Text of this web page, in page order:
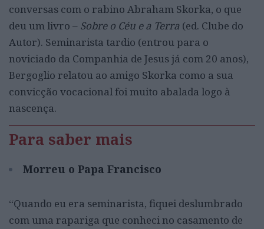
conversas com o rabino Abraham Skorka, o que
deu um livro – Sobre o Céu e a Terra (ed. Clube do
Autor). Seminarista tardio (entrou para o
noviciado da Companhia de Jesus já com 20 anos),
Bergoglio relatou ao amigo Skorka como a sua
convicção vocacional foi muito abalada logo à
nascença.
Para saber mais
Morreu o Papa Francisco
“Quando eu era seminarista, fiquei deslumbrado
com uma rapariga que conheci no casamento de